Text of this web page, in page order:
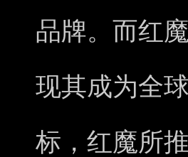
品牌。而红
现其成为全
标，红魔所